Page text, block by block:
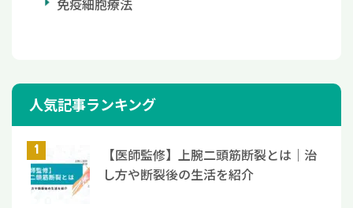
免疫細胞療法
人気記事ランキング
【医師監修】上腕二頭筋断裂とは｜治
し方や断裂後の生活を紹介